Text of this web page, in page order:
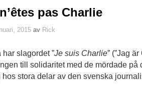
pas Charlie
2015 av Rick
har slagordet ”Je suis Charlie” (”Jag
till solidaritet med de mördade på
stora delar av den svenska